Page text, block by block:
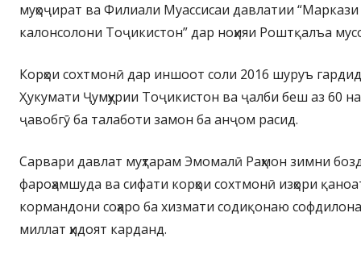
муҳоҷират ва Филиали Муассисаи давлатии
калонсолони Тоҷикистон” дар ноҳияи Роштқалъа
Корҳои сохтмонӣ дар иншоот соли 2016 шуруъ
Ҳукумати Ҷумҳурии Тоҷикистон ва ҷалби беш аз 60
ҷавобгӯ ба талаботи замон ба анҷом расид.
Сарвари давлат муҳтарам Эмомалӣ Раҳмон зимни
фароҳамшуда ва сифати корҳои сохтмонӣ изҳори
кормандони соҳаро ба хизмати содиқонаю
миллат ҳидоят карданд.